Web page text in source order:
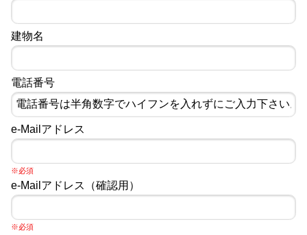
建物名
電話番号
e-Mailアドレス
※必須
e-Mailアドレス（確認用）
※必須